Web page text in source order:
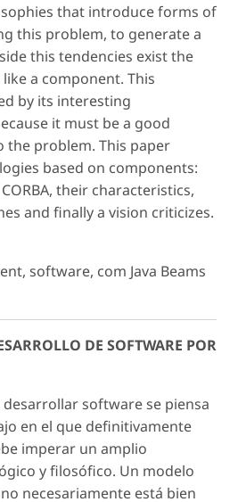
that introduce forms of
this problem, to generate a
this tendencies exist the
a component. This
by its interesting
it must be a good
problem. This paper
based on components:
their characteristics,
and finally a vision criticizes.
software, com Java Beams
DE SOFTWARE POR
desarrollar software se piensa
en el que definitivamente
imperar un amplio
y filosófico. Un modelo
necesariamente está bien